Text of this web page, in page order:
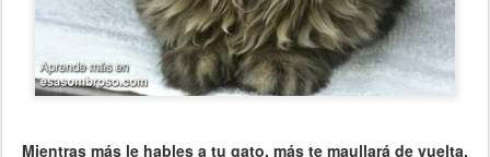
Mientras más le hables a tu gato, más te maullará de vuelta.